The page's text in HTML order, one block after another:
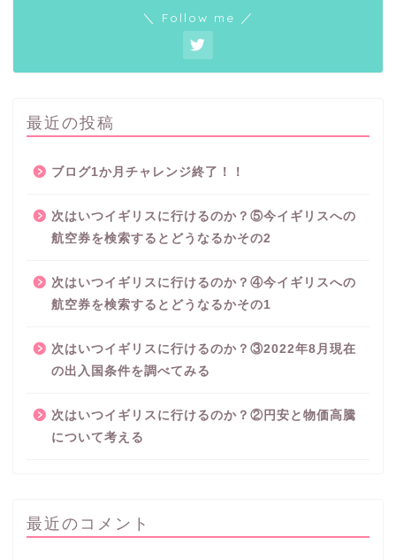
＼ Follow me ／
最近の投稿
ブログ1か月チャレンジ終了！！
次はいつイギリスに行けるのか？⑤今イギリスへの
航空券を検索するとどうなるかその2
次はいつイギリスに行けるのか？④今イギリスへの
航空券を検索するとどうなるかその1
次はいつイギリスに行けるのか？③2022年8月現在
の出入国条件を調べてみる
次はいつイギリスに行けるのか？②円安と物価高騰
について考える
最近のコメント